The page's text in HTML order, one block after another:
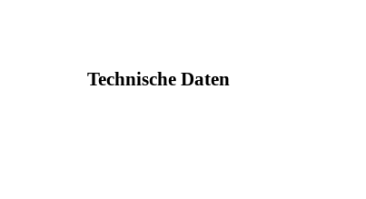
Technische Daten